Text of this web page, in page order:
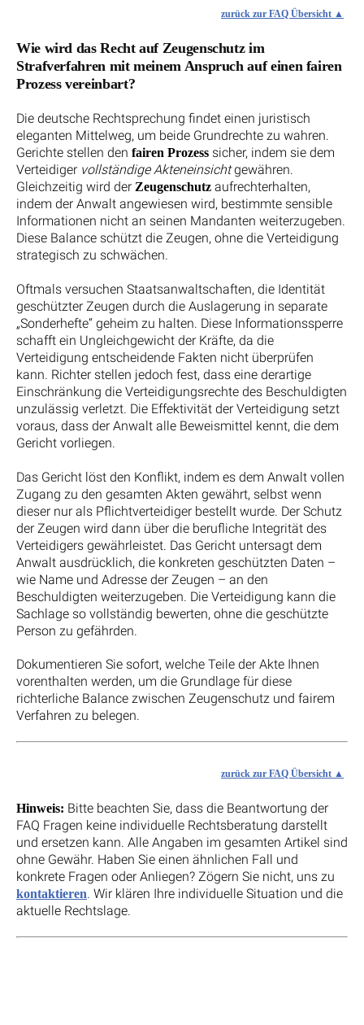
zurück zur FAQ Übersicht
Wie wird das Recht auf Zeugenschutz im
Strafverfahren mit meinem Anspruch auf einen fairen
Prozess vereinbart?
Die deutsche Rechtsprechung findet einen juristisch
eleganten Mittelweg, um beide Grundrechte zu wahren.
Gerichte stellen den fairen Prozess sicher, indem sie dem
Verteidiger vollständige Akteneinsichtgewähren.
Gleichzeitig wird der Zeugenschutz aufrechterhalten,
indem der Anwalt angewiesen wird, bestimmte sensible
Informationen nicht an seinen Mandanten weiterzugeben.
Diese Balance schützt die Zeugen, ohne die Verteidigung
strategisch zu schwächen.
Oftmals versuchen Staatsanwaltschaften, die Identität
geschützter Zeugen durch die Auslagerung in separate
„Sonderhefte“ geheim zu halten. Diese Informationssperre
schafft ein Ungleichgewicht der Kräfte, da die
Verteidigung entscheidende Fakten nicht überprüfen
kann. Richter stellen jedoch fest, dass eine derartige
Einschränkung die Verteidigungsrechte des Beschuldigten
unzulässig verletzt. Die Effektivität der Verteidigung setzt
voraus, dass der Anwalt alle Beweismittel kennt, die dem
Gericht vorliegen.
Das Gericht löst den Konflikt, indem es dem Anwalt vollen
Zugang zu den gesamten Akten gewährt, selbst wenn
dieser nur als Pflichtverteidiger bestellt wurde. Der Schutz
der Zeugen wird dann über die berufliche Integrität des
Verteidigers gewährleistet. Das Gericht untersagt dem
Anwalt ausdrücklich, die konkreten geschützten Daten –
wie Name und Adresse der Zeugen – an den
Beschuldigten weiterzugeben. Die Verteidigung kann die
Sachlage so vollständig bewerten, ohne die geschützte
Person zu gefährden.
Dokumentieren Sie sofort, welche Teile der Akte Ihnen
vorenthalten werden, um die Grundlage für diese
richterliche Balance zwischen Zeugenschutz und fairem
Verfahren zu belegen.
zurück zur FAQ Übersicht
Hinweis: Bitte beachten Sie, dass die Beantwortung der
FAQ Fragen keine individuelle Rechtsberatung darstellt
und ersetzen kann. Alle Angaben im gesamten Artikel sind
ohne Gewähr. Haben Sie einen ähnlichen Fall und
konkrete Fragen oder Anliegen? Zögern Sie nicht, uns zu
kontaktieren. Wir klären Ihre individuelle Situation und die
aktuelle Rechtslage.